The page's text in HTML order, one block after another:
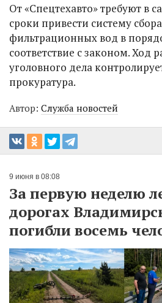
От «Спецтехавто» требуют в
сроки привести систему
фильтрационных вод в
соответствие с законом. Ход
уголовного дела
прокуратура.
Автор: Служба новостей
9 июня в 08:08
За первую неделю
дорогах
погибли восемь